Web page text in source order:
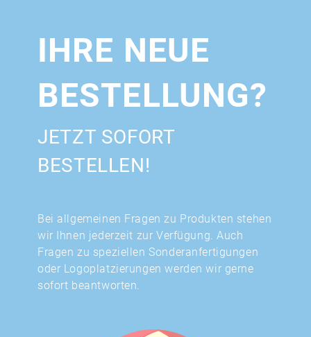
IHRE NEUE
BESTELLUNG?
JETZT SOFORT
BESTELLEN!
Bei allgemeinen Fragen zu Produkten stehen
wir Ihnen jederzeit zur Verfügung. Auch
Fragen zu speziellen Sonderanfertigungen
oder Logoplatzierungen werden wir gerne
sofort beantworten.